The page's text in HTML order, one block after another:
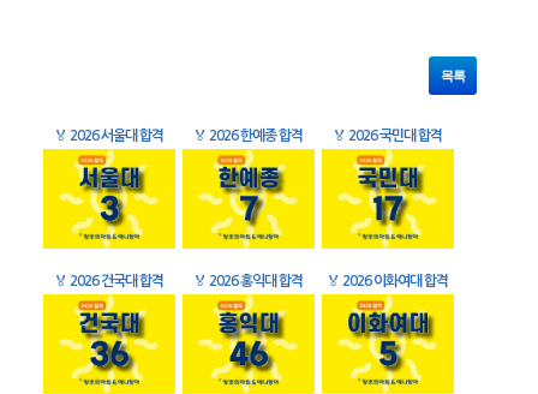
목록
🏅 2026 서울대 합격 🏅 2026 한예종 합격 🏅 2026 국민대 합격
🏅 2026 건국대 합격 🏅 2026 홍익대 합격 🏅 2026 이화여대 합격